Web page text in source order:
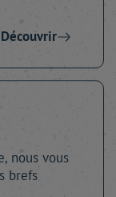
Découvrir
nous vous
brefs